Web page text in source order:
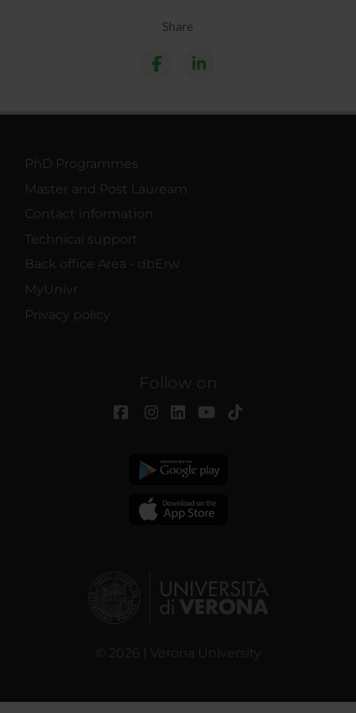
Share
PhD Programmes
Master and Post Lauream
Contact information
Technical support
Back office Area - dbErw
MyUnivr
Privacy policy
Follow on
© 2026 | Verona University